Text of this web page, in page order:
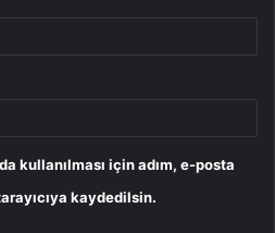
kullanılması için adım, e-posta
kaydedilsin.